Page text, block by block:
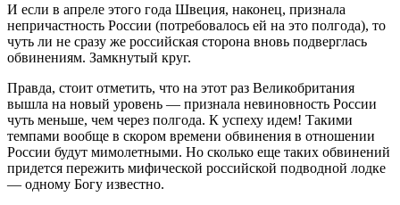
И если в апреле этого года Швеция, наконец, признала
непричастность России (потребовалось ей на это полгода), то
чуть ли не сразу же российская сторона вновь подверглась
обвинениям. Замкнутый круг.
Правда, стоит отметить, что на этот раз Великобритания
вышла на новый уровень — признала невиновность России
чуть меньше, чем через полгода. К успеху идем! Такими
темпами вообще в скором времени обвинения в отношении
России будут мимолетными. Но сколько еще таких обвинений
придется пережить мифической российской подводной лодке
— одному Богу известно.